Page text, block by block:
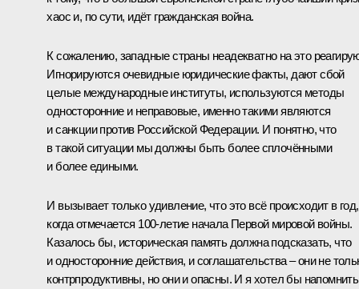
хаос и, по сути, идёт гражданская война.
К сожалению, западные страны неадекватно на это
Игнорируются очевидные юридические факты, дают сбой
целые международные институты, используются методы
односторонние и неправовые, именно такими являются
и санкции против Российской Федерации. И понятно, что
в такой ситуации мы должны быть более сплочёнными
и более едиными.
И вызывает только удивление, что это всё происходит в год,
когда отмечается 100-летие начала Первой мировой войны.
Казалось бы, историческая память должна подсказать, что
и односторонние действия, и соглашательства – они не
контрпродуктивны, но они и опасны. И я хотел бы